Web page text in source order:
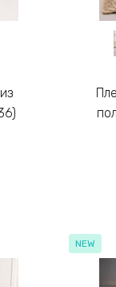
Плед-покрывало овчина-велюр
NEW